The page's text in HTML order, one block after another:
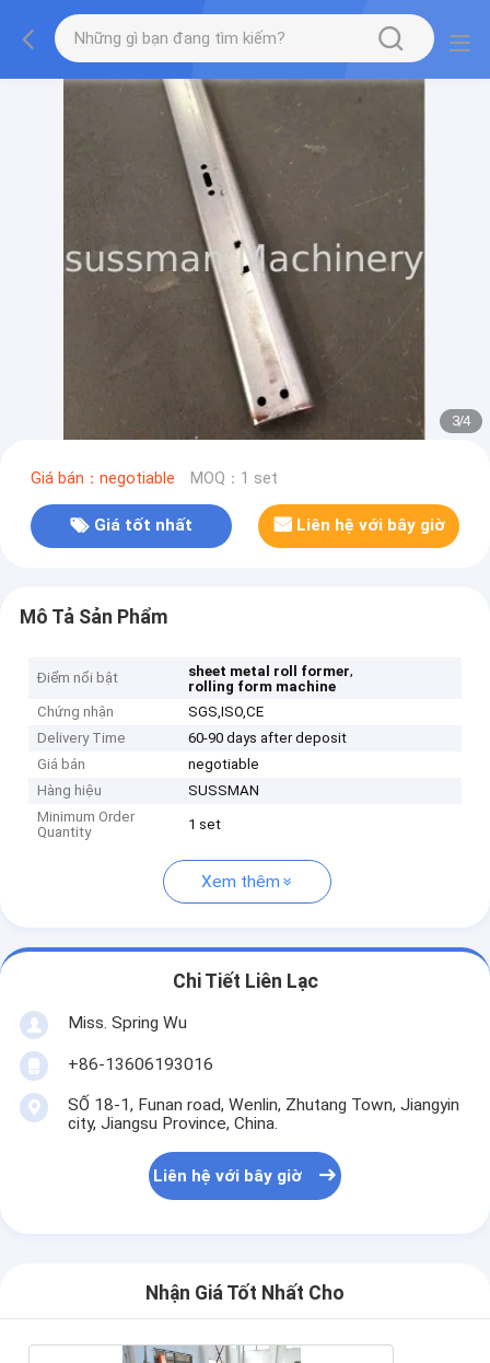
3/4
Giá bán：negotiable MOQ：1 set
Giá tốt nhất Liên hệ với bây giờ
Mô Tả Sản Phẩm
Điểm nổi bật sheet metal roll former,
rolling form machine
Chứng nhận
SGS,ISO,CE
Delivery Time
60-90 days after deposit
Giá bán
negotiable
Hàng hiệu
SUSSMAN
Minimum Order
Quantity
1 set
Xem thêm
Chi Tiết Liên Lạc
Miss. Spring Wu
+86-13606193016
SỐ 18-1, Funan road, Wenlin, Zhutang Town, Jiangyin
city, Jiangsu Province, China.
Liên hệ với bây giờ
Nhận Giá Tốt Nhất Cho